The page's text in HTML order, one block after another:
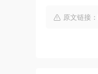
原文链接：